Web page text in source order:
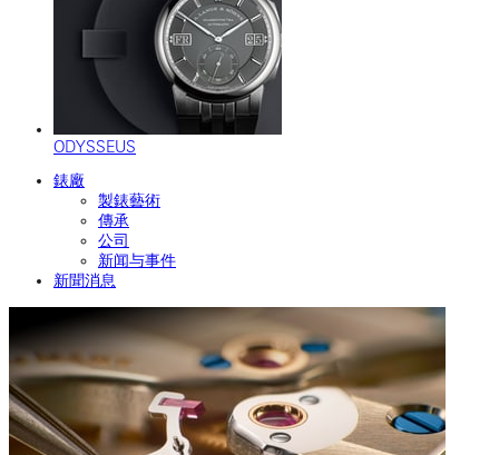
ODYSSEUS
錶廠
製錶藝術
傳承
公司
新闻与事件
新聞消息